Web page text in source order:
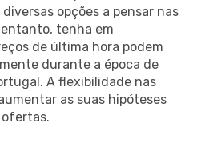
opções a pensar nas
tenha em
de última hora podem
durante a época de
A flexibilidade nas
as suas hipóteses